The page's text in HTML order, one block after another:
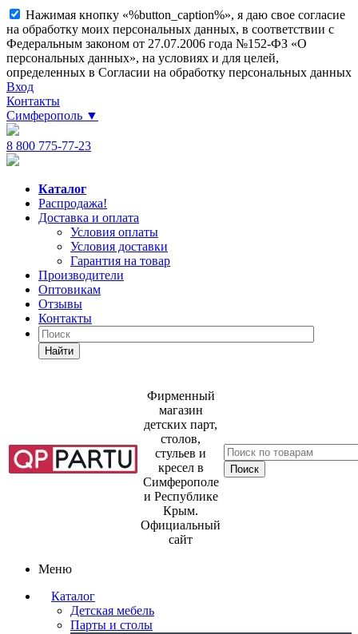
Нажимая кнопку «%button_caption%», я даю свое согласие
на обработку моих персональных данных, в соответствии с
Федеральным законом от 27.07.2006 года №152-ФЗ «О
персональных данных», на условиях и для целей,
определенных в Согласии на обработку персональных данных
Вход
Контакты
Симферополь ▼
8 800 775-77-23
Каталог
Распродажа!
Доставка и оплата
Условия оплаты
Условия доставки
Гарантия на товар
Производители
Оптовикам
Отзывы
Контакты
Найти
Фирменный
магазин
детских парт,
столов,
стульев и
кресел в
Симферополе
и Республике
Крым.
Официальный
сайт
Меню
Каталог
Детская мебель
Парты и столы